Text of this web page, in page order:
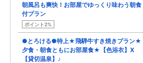
朝風呂も爽快！お部屋でゆっくり味わう朝食
付プラン
ポイント2%
●とろける●特上★飛騨牛すき焼きプラン★
夕食・朝食ともにお部屋食★【色浴衣】X
【貸切温泉】♪